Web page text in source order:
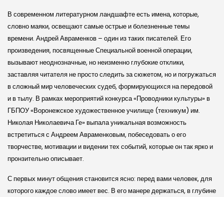
В современном литературном ландшафте есть имена, которые,
словно маяки, освещают самые острые и болезненные темы
времени. Андрей Авраменков – один из таких писателей. Его
произведения, посвященные Специальной военной операции,
вызывают неоднозначные, но неизменно глубокие отклики,
заставляя читателя не просто следить за сюжетом, но и погружаться
в сложный мир человеческих судеб, формирующихся на передовой
и в тылу. В рамках мероприятий конкурса «Проводники культуры» в
ГБПОУ «Воронежское художественное училище (техникум) им.
Николая Николаевича Ге» выпала уникальная возможность
встретиться с Андреем Авраменковым, побеседовать о его
творчестве, мотивации и видении тех событий, которые он так ярко и
пронзительно описывает.
С первых минут общения становится ясно: перед вами человек, для
которого каждое слово имеет вес. В его манере держаться, в глубине